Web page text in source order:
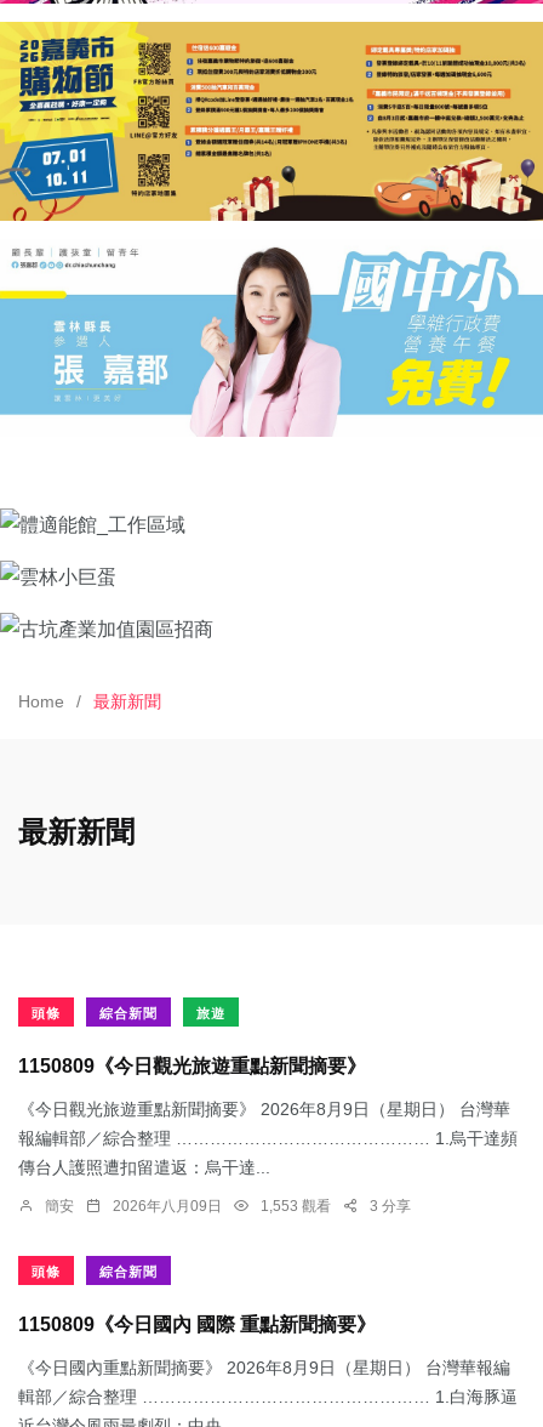
Home 最新新聞
最新新聞
頭條 綜合新聞 旅遊
1150809《今日觀光旅遊重點新聞摘要》
《今日觀光旅遊重點新聞摘要》 2026年8月9日（星期日） 台灣華
報編輯部／綜合整理 ……………………………………… 1.烏干達頻
傳台人護照遭扣留遣返：​烏干達...
簡安 2026年八月09日 1,553 觀看 3 分享
頭條 綜合新聞
1150809《今日國內 國際 重點新聞摘要》
《今日國內重點新聞摘要》 2026年8月9日（星期日） 台灣華報編
輯部／綜合整理 …………………………………………… 1.白海豚逼